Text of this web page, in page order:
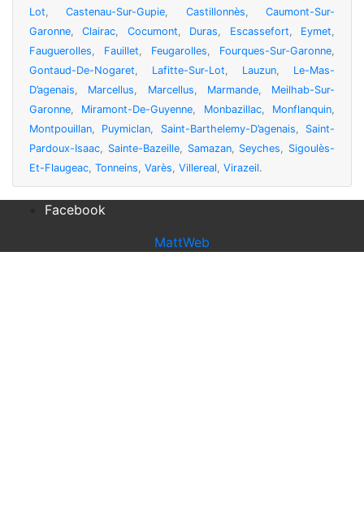
Lot,Castenau-Sur-Gupie, Castillonnès,Caumont-Sur-
Garonne,Clairac, Cocumont, Duras, Escassefort, Eymet,
Fauguerolles, Fauillet, Feugarolles, Fourques-Sur-Garonne,
Gontaud-De-Nogaret, Lafitte-Sur-Lot, Lauzun, Le-Mas-
D’agenais, Marcellus, Marcellus, Marmande, Meilhab-Sur-
Garonne, Miramont-De-Guyenne, Monbazillac, Monflanquin,
Montpouillan, Puymiclan, Saint-Barthelemy-D’agenais, Saint-
Pardoux-Isaac, Sainte-Bazeille, Samazan, Seyches, Sigoulès-
Et-Flaugeac, Tonneins, Varès, Villereal, Virazeil.
Facebook
MattWeb